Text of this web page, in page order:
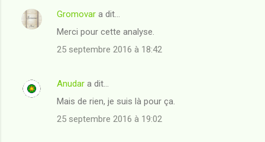
C
e
Gromovar a dit…
Merci pour cette analyse.
25 septembre 2016 à 18:42
Anudar a dit…
Mais de rien, je suis là pour ça.
25 septembre 2016 à 19:02